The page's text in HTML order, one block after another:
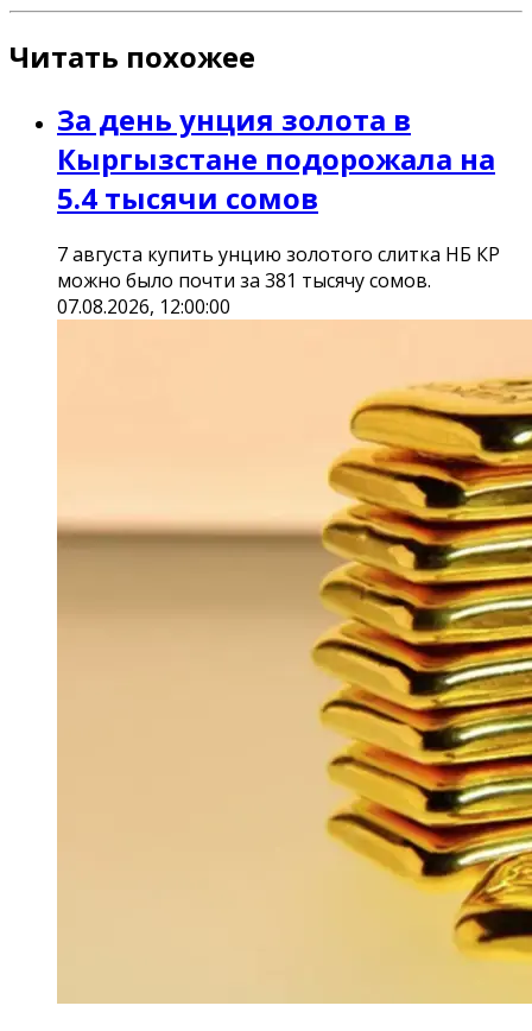
Читать похожее
За день унция золота в
Кыргызстане подорожала на
5.4 тысячи сомов
7 августа купить унцию золотого слитка НБ КР
можно было почти за 381 тысячу сомов.
07.08.2026, 12:00:00